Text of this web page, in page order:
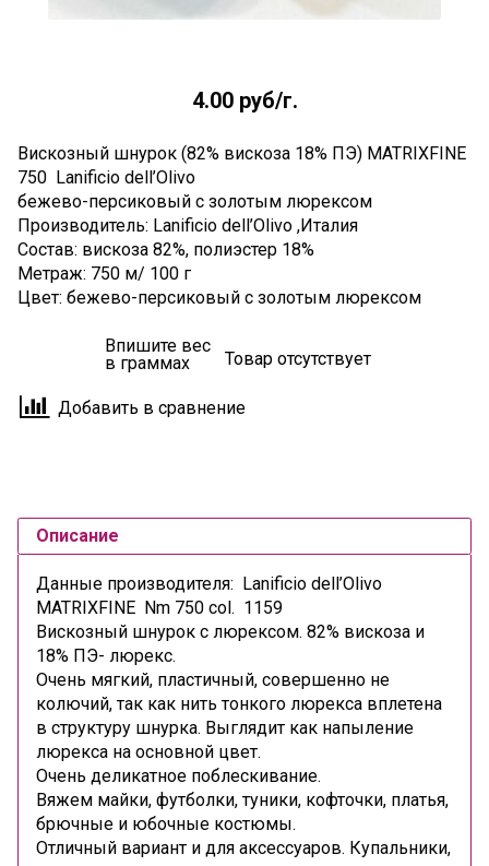
4.00 руб/г.
Вискозный шнурок (82% вискоза 18% ПЭ) MATRIXFINE
750 Lanificio dell’Olivo
бежево-персиковый с золотым люрексом
Производитель: Lanificio dell’Olivo ,Италия
Состав: вискоза 82%, полиэстер 18%
Метраж: 750 м/ 100 г
Цвет: бежево-персиковый с золотым люрексом
Впишите вес
в граммах
Товар отсутствует
Добавить в сравнение
Описание
Данные производителя: Lanificio dell’Olivo
MATRIXFINE Nm 750 col. 1159
Вискозный шнурок с люрексом. 82% вискоза и
18% ПЭ- люрекс.
Очень мягкий, пластичный, совершенно не
колючий, так как нить тонкого люрекса вплетена
в структуру шнурка. Выглядит как напыление
люрекса на основной цвет.
Очень деликатное поблескивание.
Вяжем майки, футболки, туники, кофточки, платья,
брючные и юбочные костюмы.
Отличный вариант и для аксессуаров. Купальники,